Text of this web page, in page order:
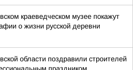
краеведческом музее покажут
о жизни русской деревни
области поздравили строителей